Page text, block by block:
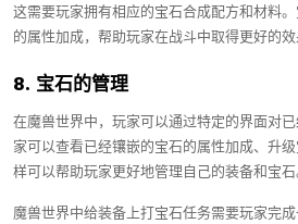
这需要玩家拥有相应的宝石合成配方和材料
的属性加成，帮助玩家在战斗中取得更好的效
8. 宝石的管理
在魔兽世界中，玩家可以通过特定的界面对
家可以查看已经镶嵌的宝石的属性加成、升
样可以帮助玩家更好地管理自己的装备和宝石
魔兽世界中给装备上打宝石任务需要玩家完